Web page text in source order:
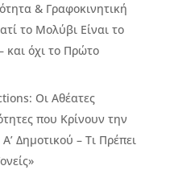
& Γραφοκινητική
το Μολύβι Είναι το
όχι το Πρώτο
Οι Αθέατες
που Κρίνουν την
Δημοτικού – Τι Πρέπει